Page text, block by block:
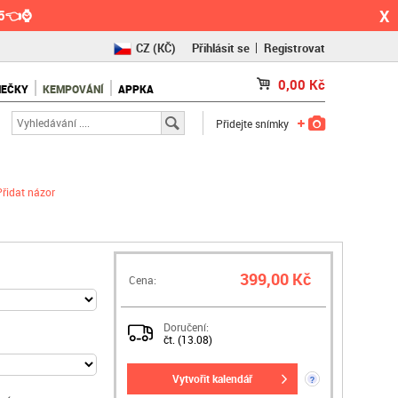
X
CZ(KČ)
RO(RON)
Přihlásit se Registrovat
KEMPOVÁNÍ APPKA 0,00 Kč
Přidejte snímky
názor
Cena: 399,00 Kč
Doručení:
čt. (13.08)
vytvořit kalendář ?